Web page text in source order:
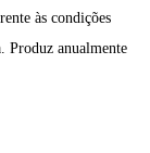
às condições
Produz anualmente